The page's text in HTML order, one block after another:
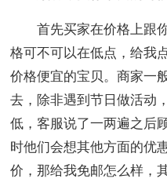
首先买家在价格上跟你
格可不可以在低点，给我
价格便宜的宝贝。商家一
去，除非遇到节日做活动
低，客服说了一两遍之后
时他们会想其他方面的优
价，那给我免邮怎么样，